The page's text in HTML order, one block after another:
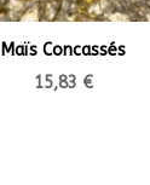
Maïs Concassés
15,83 €